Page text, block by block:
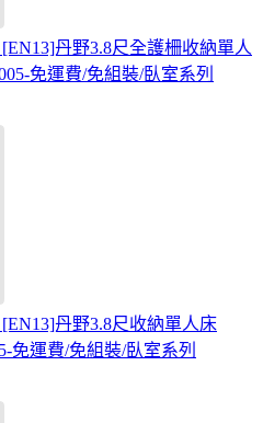
丹野3.8尺全護柵收納單人
免運費/免組裝/臥室系列
丹野3.8尺收納單人床
免運費/免組裝/臥室系列